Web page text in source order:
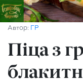
Автор: ГР
Піца з